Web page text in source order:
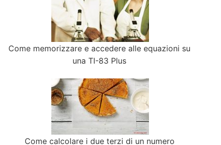
Come memorizzare e accedere alle equazioni su
una TI-83 Plus
Come calcolare i due terzi di un numero